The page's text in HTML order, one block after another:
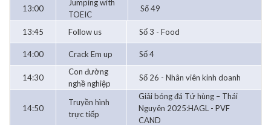
13:00
Jumping with
TOEIC
Số 49
13:45 Follow us Số 3 - Food
14:00 Crack Em up Số 4
14:30
Con đường
nghề nghiệp
Số 26 - Nhân viên kinh doanh
14:50
Truyền hình
trực tiếp
Giải bóng đá Tứ hùng – Thái
Nguyên 2025:HAGL - PVF
CAND